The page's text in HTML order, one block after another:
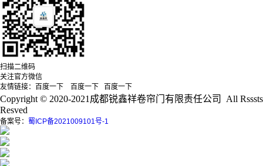
扫描二维码
关注官方微信
友情链接：百度一下 百度一下 百度一下
Copyright © 2020-2021成都锐鑫祥卷帘门有限责任公司 All Rsssts
Resved
备案号： 蜀ICP备2021009101号-1